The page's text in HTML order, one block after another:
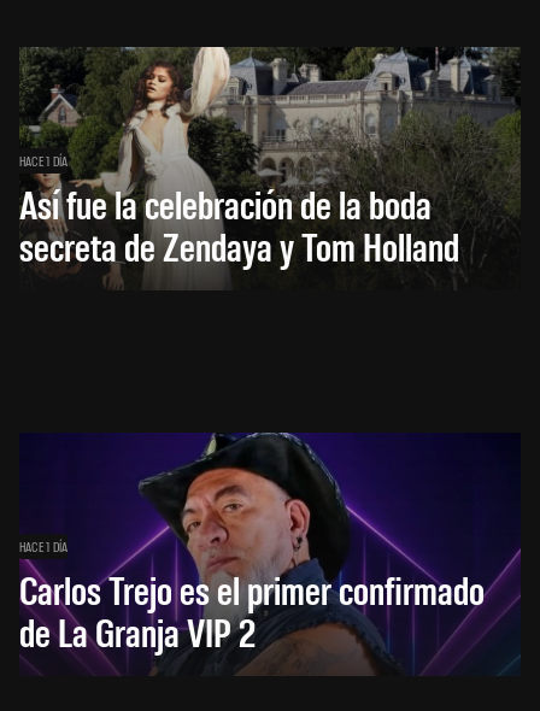
HACE 1 DÍA
Así fue la celebración de la boda
secreta de Zendaya y Tom Holland
HACE 1 DÍA
Carlos Trejo es el primer confirmado
de La Granja VIP 2